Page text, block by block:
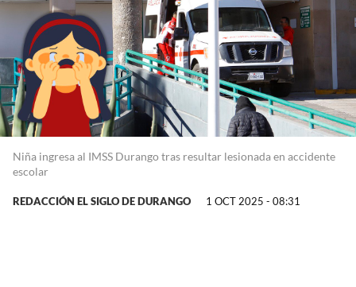
Niña ingresa al IMSS Durango tras resultar lesionada en accidente
escolar
REDACCIÓN EL SIGLO DE DURANGO 1 OCT 2025 - 08:31